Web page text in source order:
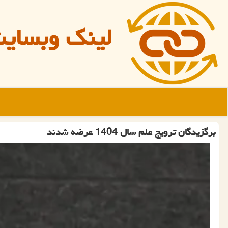
لینک
برگزیدگان ترویج علم سال 1404 عرضه شدند